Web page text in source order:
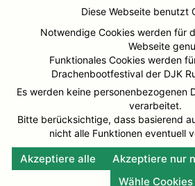
Fähigkeiten sind erste Wettkämpfe auf
Teilnahme am Schülermehrkampf
besteht in der Regel aus einem
Laufwettbewerb und einem
Kostenerläuterung:
Einer-Kajak 2.440,00 €
2 Schwimmwesten 118,00 €
Diese Webseite benutzt
Notwendige Cookies werden für
Webseite
Funktionales Cookies werden
Drachenbootfestival der DJK
Es werden keine personenbezogenen
verarbeitet.
Bitte berücksichtige, dass basierend
nicht alle Funktionen eventuell
Akzeptiere alle
Akzeptiere nur
Wähle Cookies